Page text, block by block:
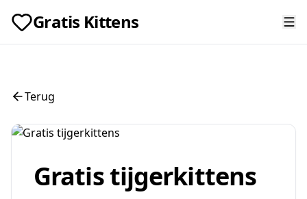
Gratis Kittens
Terug
Gratis tijgerkittens